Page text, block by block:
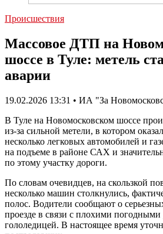
Происшествия
Массовое ДТП на
шоссе в Туле: метель
аварии
19.02.2026 13:31 • ИА "За
В Туле на Новомосковском шоссе
из-за сильной метели, в котором
несколько легковых автомобилей и
на подъеме в районе САХ и
по этому участку дороги.
По словам очевидцев, на скользкой
несколько машин столкнулись,
полос. Водители сообщают о
проезде в связи с плохими
гололедицей. В настоящее время